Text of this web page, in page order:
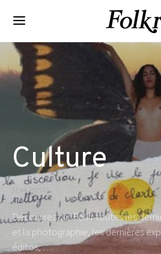
Culture
1644 POSTS
Découvrez sur Folkr toutes les
et la photographie, les dernières
éditos, …